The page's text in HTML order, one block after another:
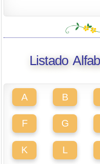
Listado
A B
F G
K L